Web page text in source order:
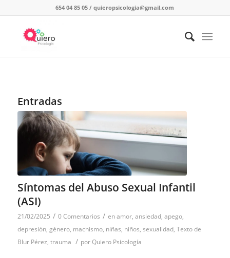
654 04 85 05 /quieropsicologia@gmail.com
Entradas
Síntomas del Abuso Sexual Infantil
(ASI)
21/02/2025 / 0 Comentarios / enamor, ansiedad, apego,
depresión, género, machismo, niñas, niños, sexualidad, Texto de
Blur Pérez, trauma / porQuiero Psicología